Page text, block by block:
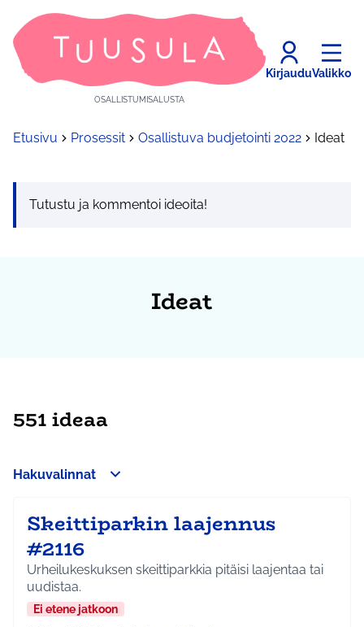
OSALLISTUMISALUSTA
KirjauduValikko
Etusivu Prosessit Osallistuva budjetointi 2022 Ideat
Tutustu ja kommentoi ideoita!
Ideat
551 ideaa
Hakuvalinnat
Skeittiparkin laajennus
#2116
Urheilukeskuksen skeittiparkkia pitäisi laajentaa tai
uudistaa.
Ei etene jatkoon